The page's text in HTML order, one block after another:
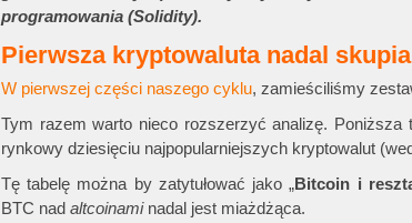
programowania (Solidity).
Pierwsza kryptowaluta nadal
W pierwszej części naszego cyklu, zamieściliśmy
Tym razem warto nieco rozszerzyć analizę. Poniższa
rynkowy dziesięciu najpopularniejszych kryptowalut
Tę tabelę można by zatytułować jako „Bitcoin i
BTC nad altcoinaminadal jest miażdżąca.